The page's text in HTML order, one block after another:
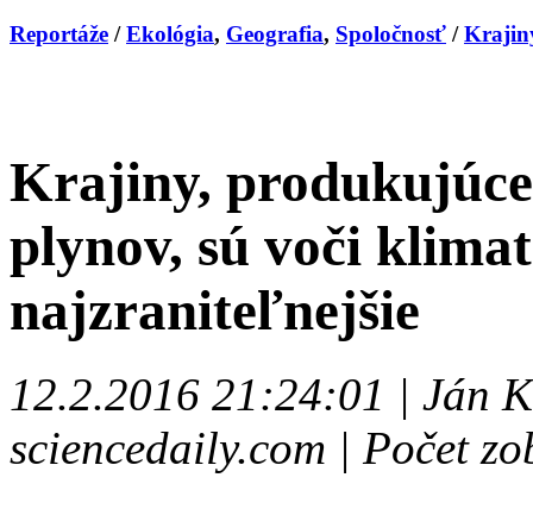
Reportáže /Ekológia, Geografia, Spoločnosť /
Krajiny,
plynov, sú voči
najzraniteľnejšie
12.2.2016 21:24:01 | Ján
sciencedaily.com | Počet